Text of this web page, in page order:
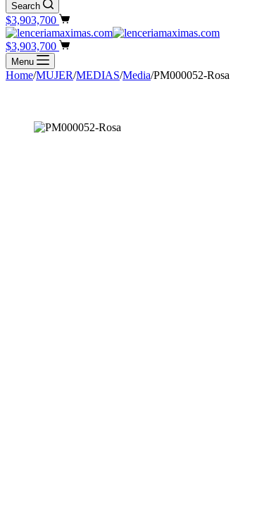
Search
Shopping
cart
$3,903,700
Shopping
cart
$3,903,700
Menu
Home/MUJER/MEDIAS/Media/PM000052-Rosa